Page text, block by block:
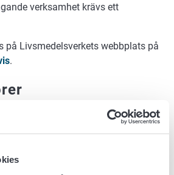
verksamhet krävs ett
på Livsmedelsverkets webbplats på
.
och slakteripersonal
kan man få behörighet enligt